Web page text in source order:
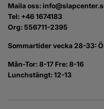
Maila oss:
Tel: +46 1674183
Org: 556711-2395
Sommartider vecka 28-33:
Mån-Tor: 8-17 Fre: 8-16
Lunchstängt: 12-13